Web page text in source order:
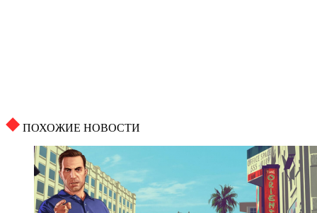
ПОХОЖИЕ НОВОСТИ